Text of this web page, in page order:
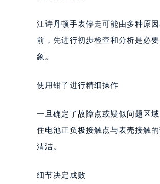
江诗丹顿手表停走可能由多种原
前，先进行初步检查和分析是必
象。
使用钳子进行精细操作
一旦确定了故障点或疑似问题区
住电池正负极接触点与表壳接触
清洁。
细节决定成败